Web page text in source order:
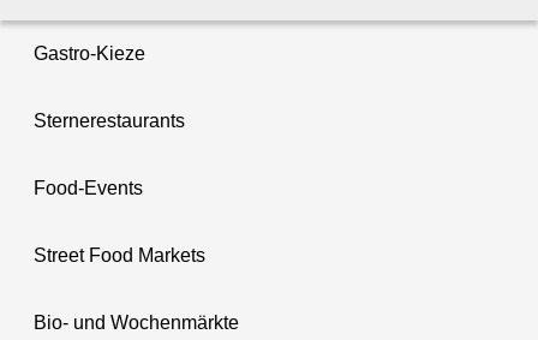
Gastro-Kieze
Sternerestaurants
Food-Events
Street Food Markets
Bio- und Wochenmärkte